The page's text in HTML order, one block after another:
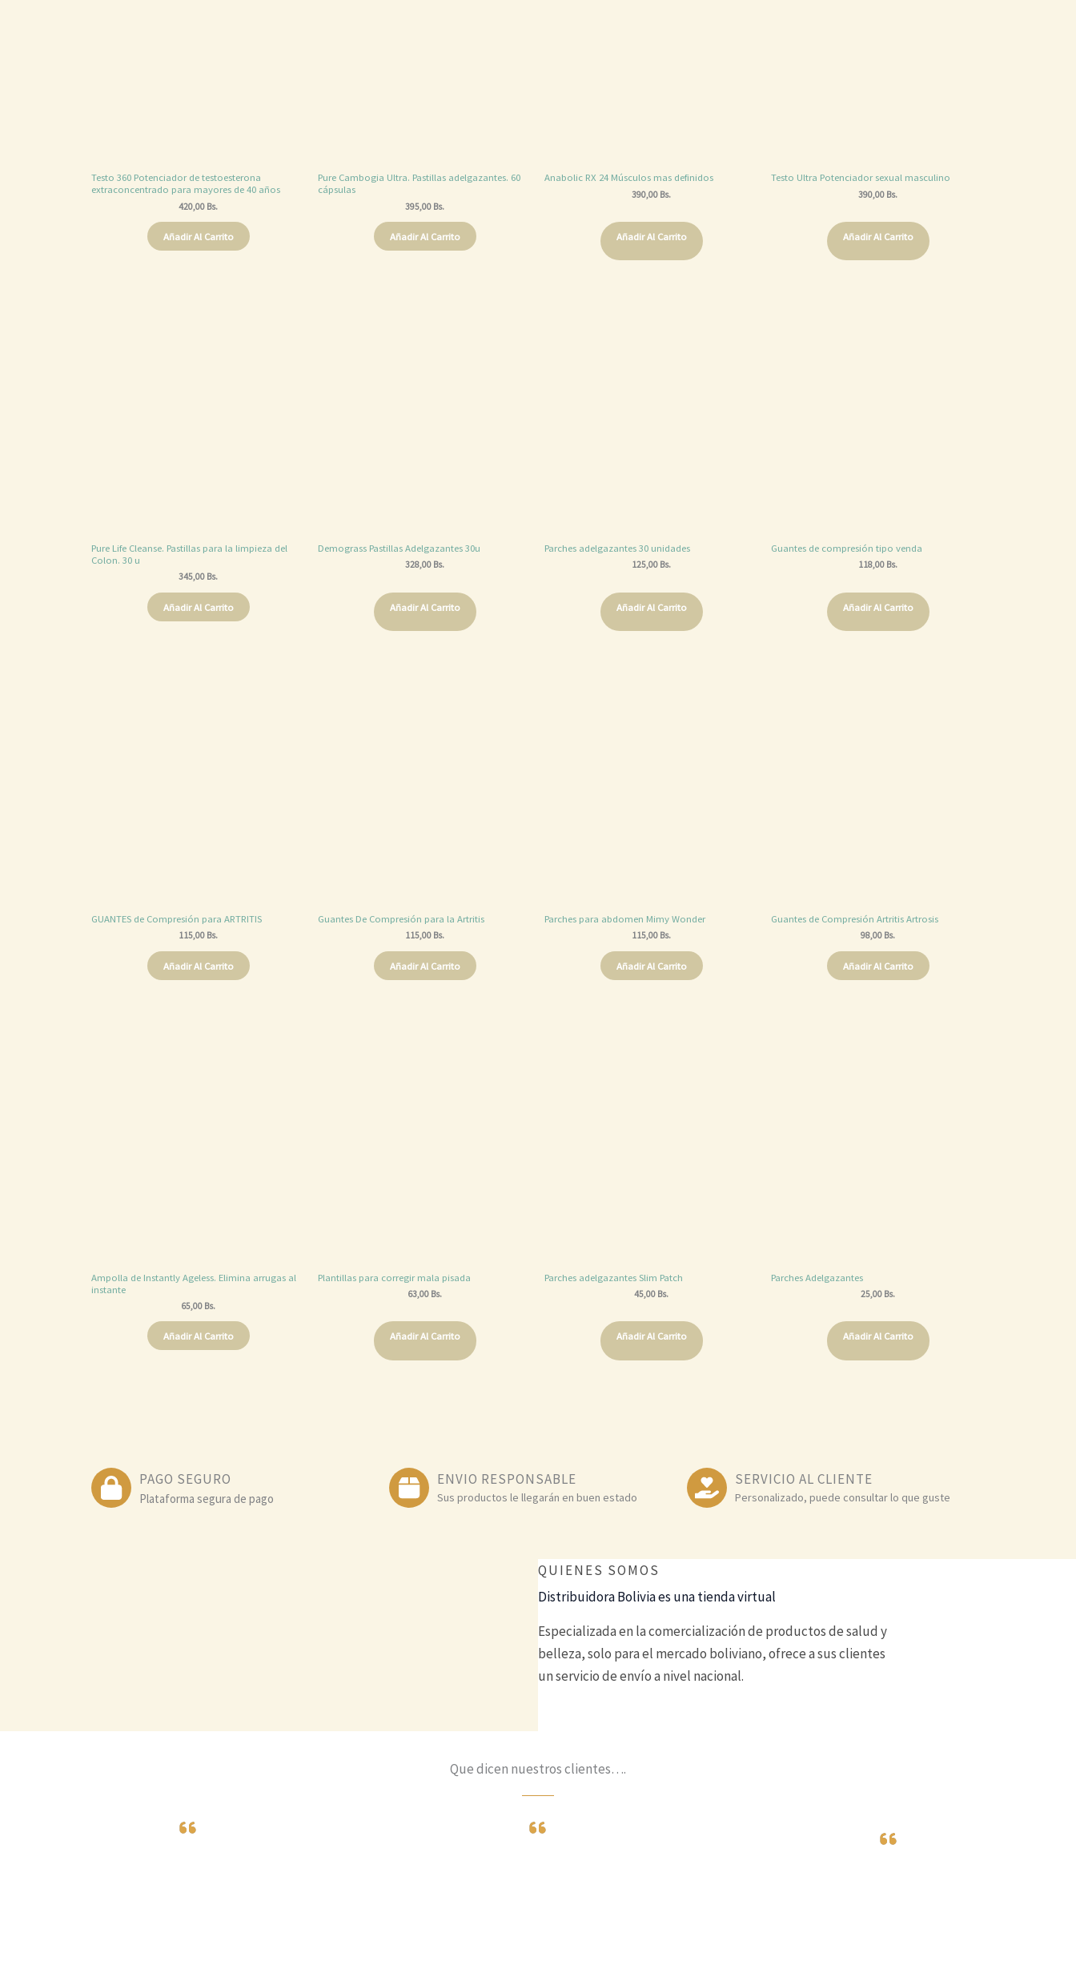
Testo 360 Potenciador de testoesterona
extraconcentrado para mayores de 40 años
420,00 Bs.
Añadir Al Carrito
Pure Cambogia Ultra. Pastillas adelgazantes. 60
cápsulas
395,00 Bs.
Añadir Al Carrito
Anabolic RX 24 Músculos mas definidos
390,00 Bs.
Añadir Al Carrito
Testo Ultra Potenciador sexual masculino
390,00 Bs.
Añadir Al Carrito
Pure Life Cleanse. Pastillas para la limpieza del
Colon. 30 u
345,00 Bs.
Añadir Al Carrito
Demograss Pastillas Adelgazantes 30u
328,00 Bs.
Añadir Al Carrito
Parches adelgazantes 30 unidades
125,00 Bs.
Añadir Al Carrito
Guantes de compresión tipo venda
118,00 Bs.
Añadir Al Carrito
GUANTES de Compresión para ARTRITIS
115,00 Bs.
Añadir Al Carrito
Guantes De Compresión para la Artritis
115,00 Bs.
Añadir Al Carrito
Parches para abdomen Mimy Wonder
115,00 Bs.
Añadir Al Carrito
Guantes de Compresión Artritis Artrosis
98,00 Bs.
Añadir Al Carrito
Ampolla de Instantly Ageless. Elimina arrugas al
instante
65,00 Bs.
Añadir Al Carrito
Plantillas para corregir mala pisada
63,00 Bs.
Añadir Al Carrito
Parches adelgazantes Slim Patch
45,00 Bs.
Añadir Al Carrito
Parches Adelgazantes
25,00 Bs.
Añadir Al Carrito
PAGO SEGURO
Plataforma segura de pago
ENVIO RESPONSABLE
Sus productos le llegarán en buen estado
SERVICIO AL CLIENTE
Personalizado, puede consultar lo que guste
QUIENES SOMOS
Distribuidora Bolivia es una tienda virtual
Especializada en la comercialización de productos de salud y
belleza, solo para el mercado boliviano, ofrece a sus clientes
un servicio de envío a nivel nacional.
Que dicen nuestros clientes….